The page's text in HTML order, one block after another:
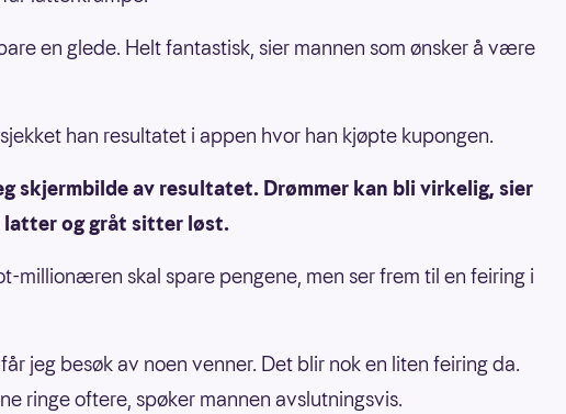
en glede. Helt fantastisk, sier mannen som ønsker å være
han resultatet i appen hvor han kjøpte kupongen.
skjermbilde av resultatet. Drømmer kan bli virkelig, sier
latter og gråt sitter løst.
millionæren skal spare pengene, men ser frem til en feiring i
jeg besøk av noen venner. Det blir nok en liten feiring da.
ringe oftere, spøker mannen avslutningsvis.